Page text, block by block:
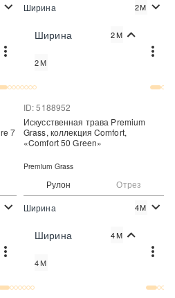
Цена:
Ширина 2М
Ширина 2М
2М
Рулон Отрез
ID: 5188952
Цена:
Искусственная трава Premium
Grass, коллекция Comfort,
«Comfort 50 Green»
Premium Grass
Ширина 4М
Ширина 4М
4М